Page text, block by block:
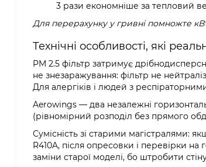
3 рази економніше за тепловий
Для перерахунку у гривні помножте
Технічні особливості, які
PM 2.5 фільтр затримує
не знезаражування: фільтр не
Для алергіків і людей з
Aerowings — два незалежні
(рівномірний розподіл без прямого
Сумісність зі старими магістралями:
R410A, після опресовки і перевірки
заміни старої моделі, бо штробити